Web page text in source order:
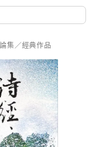
集／經典作品